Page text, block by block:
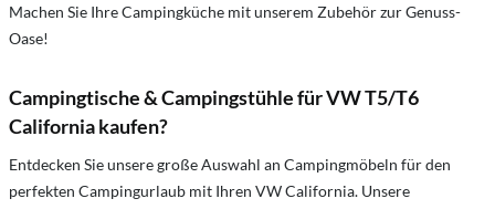
Machen Sie Ihre Campingküche mit unserem Zubehör zur Genuss-
Oase!
Campingtische & Campingstühle für VW T5/T6
California kaufen?
Entdecken Sie unsere große Auswahl an Campingmöbeln für den
perfekten Campingurlaub mit Ihren VW California. Unsere